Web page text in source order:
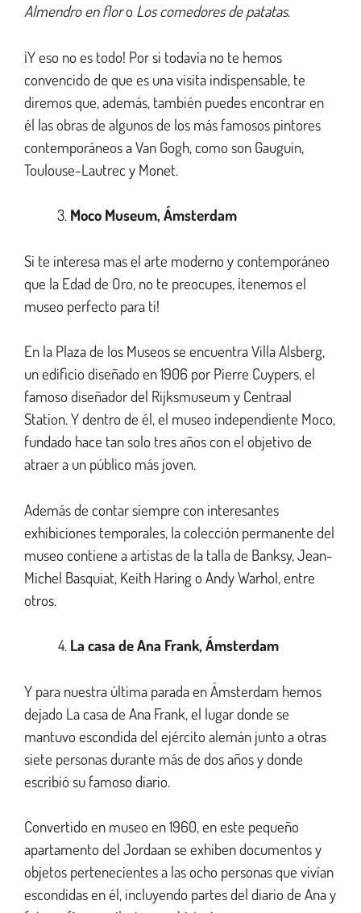
Almendro en floro Los comedores de patatas.
¡Y eso no es todo! Por si todavía no te hemos
convencido de que es una visita indispensable, te
diremos que, además, también puedes encontrar en
él las obras de algunos de los más famosos pintores
contemporáneos a Van Gogh, como son Gauguin,
Toulouse-Lautrec y Monet.
Moco Museum, Ámsterdam
Si te interesa mas el arte moderno y contemporáneo
que la Edad de Oro, no te preocupes, ¡tenemos el
museo perfecto para ti!
En la Plaza de los Museos se encuentra Villa Alsberg,
un edificio diseñado en 1906 por Pierre Cuypers, el
famoso diseñador del Rijksmuseum y Centraal
Station. Y dentro de él, el museo independiente Moco,
fundado hace tan solo tres años con el objetivo de
atraer a un público más joven.
Además de contar siempre con interesantes
exhibiciones temporales, la colección permanente del
museo contiene a artistas de la talla de Banksy, Jean-
Michel Basquiat, Keith Haring o Andy Warhol, entre
otros.
La casa de Ana Frank, Ámsterdam
Y para nuestra última parada en Ámsterdam hemos
dejado La casa de Ana Frank, el lugar donde se
mantuvo escondida del ejército alemán junto a otras
siete personas durante más de dos años y donde
escribió su famoso diario.
Convertido en museo en 1960, en este pequeño
apartamento del Jordaan se exhiben documentos y
objetos pertenecientes a las ocho personas que vivían
escondidas en él, incluyendo partes del diario de Ana y